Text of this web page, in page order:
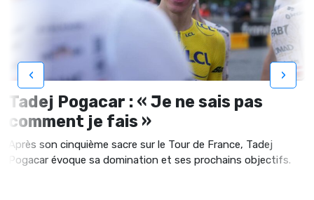
Tadej Pogacar : « Je ne sais pas
comment je fais »
Après son cinquième sacre sur le Tour de France, Tadej
Pogacar évoque sa domination et ses prochains objectifs.
‹ ›